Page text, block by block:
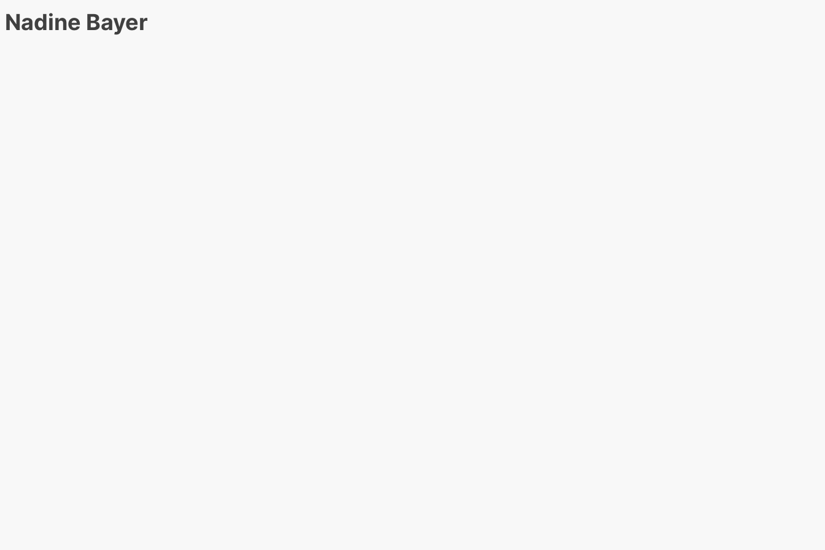
Nadine Bayer